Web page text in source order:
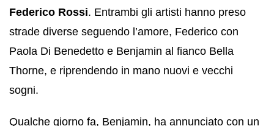
Federico Rossi. Entrambi gli artisti hanno preso
strade diverse seguendo l’amore, Federico con
Paola Di Benedetto e Benjamin al fianco Bella
Thorne, e riprendendo in mano nuovi e vecchi
sogni.
Qualche giorno fa, Benjamin, ha annunciato con un